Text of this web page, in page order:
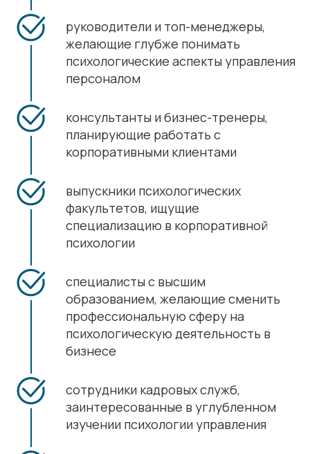
руководители и топ-менеджеры,
желающие глубже понимать
психологические аспекты управления
персоналом
консультанты и бизнес-тренеры,
планирующие работать с
корпоративными клиентами
выпускники психологических
факультетов, ищущие
специализацию в корпоративной
психологии
специалисты с высшим
образованием, желающие сменить
профессиональную сферу на
психологическую деятельность в
бизнесе
сотрудники кадровых служб,
заинтересованные в углубленном
изучении психологии управления